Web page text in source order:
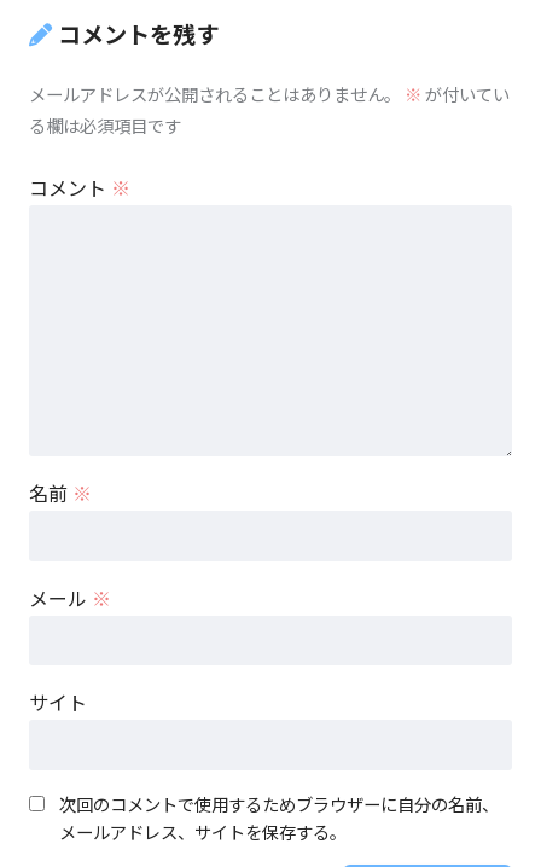
コメントを残す
メールアドレスが公開されることはありません。 ※が付いてい
る欄は必須項目です
コメント ※
名前 ※
メール ※
サイト
次回のコメントで使用するためブラウザーに自分の名前、
メールアドレス、サイトを保存する。